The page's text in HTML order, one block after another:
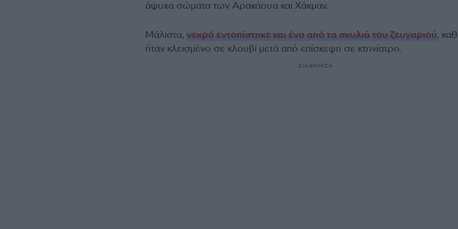
άψυχα σώματα των Αρακάουα και Χάκμαν.
Μάλιστα, νεκρό εντοπίστηκε και ένα από τα σκυλιά του ζευγαριού,
ήταν κλεισμένο σε κλουβί μετά από επίσκεψη σε κτηνίατρο.
ΔΙΑΦΗΜΙΣΗ